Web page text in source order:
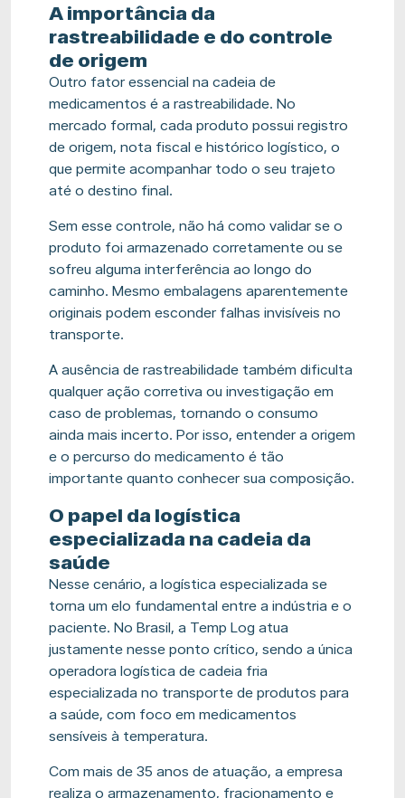
A importância da
rastreabilidade e do controle
de origem
Outro fator essencial na cadeia de
medicamentos é a rastreabilidade. No
mercado formal, cada produto possui registro
de origem, nota fiscal e histórico logístico, o
que permite acompanhar todo o seu trajeto
até o destino final.
Sem esse controle, não há como validar se o
produto foi armazenado corretamente ou se
sofreu alguma interferência ao longo do
caminho. Mesmo embalagens aparentemente
originais podem esconder falhas invisíveis no
transporte.
A ausência de rastreabilidade também dificulta
qualquer ação corretiva ou investigação em
caso de problemas, tornando o consumo
ainda mais incerto. Por isso, entender a origem
e o percurso do medicamento é tão
importante quanto conhecer sua composição.
O papel da logística
especializada na cadeia da
saúde
Nesse cenário, a logística especializada se
torna um elo fundamental entre a indústria e o
paciente. No Brasil, a Temp Log atua
justamente nesse ponto crítico, sendo a única
operadora logística de cadeia fria
especializada no transporte de produtos para
a saúde, com foco em medicamentos
sensíveis à temperatura.
Com mais de 35 anos de atuação, a empresa
realiza o armazenamento, fracionamento e